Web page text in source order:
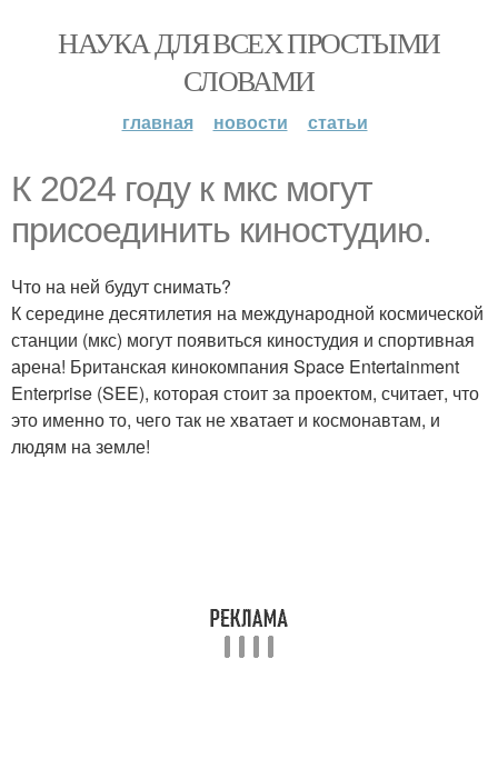
НАУКА ДЛЯ ВСЕХ ПРОСТЫМИ
СЛОВАМИ
главная новости статьи
К 2024 году к мкс могут
присоединить киностудию.
Что на ней будут снимать?
К середине десятилетия на международной космической
станции (мкс) могут появиться киностудия и спортивная
арена! Британская кинокомпания Space Entertainment
Enterprise (SEE), которая стоит за проектом, считает, что
это именно то, чего так не хватает и космонавтам, и
людям на земле!